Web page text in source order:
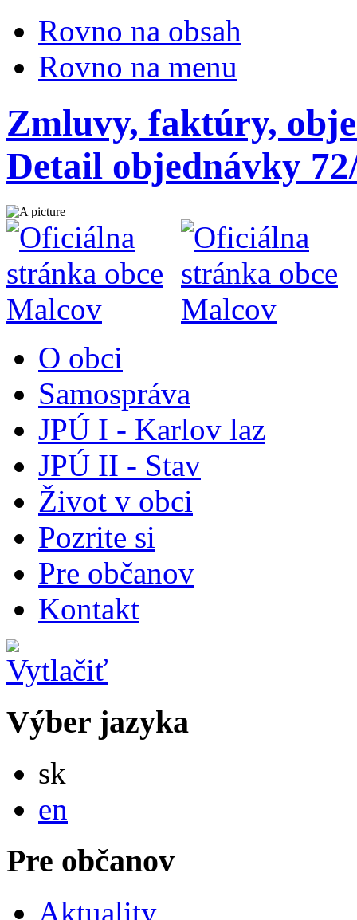
Rovno na obsah
Rovno na menu
Zmluvy, faktúry,
Detail objednávky
O obci
Samospráva
JPÚ I - Karlov laz
JPÚ II - Stav
Život v obci
Pozrite si
Pre občanov
Kontakt
Výber jazyka
sk
en
Pre občanov
Aktuality